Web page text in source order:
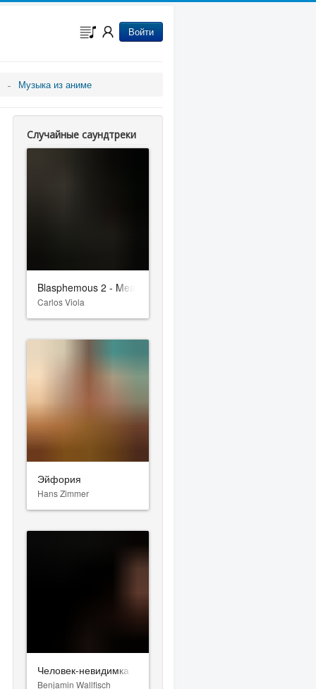
Войти
Музыка из аниме
Случайные саундтреки
Blasphemous 2 - Mea Culpa
Carlos Viola
Эйфория
Hans Zimmer
Человек-невидимка
Benjamin Wallfisch